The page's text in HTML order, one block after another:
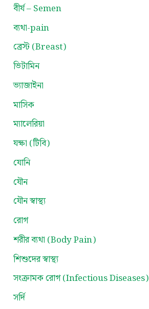
বীর্য – Semen
ব্যথা-pain
ব্রেস্ট (Breast)
ভিটামিন
ভ্যাজাইনা
মাসিক
ম্যালেরিয়া
যক্ষা (টিবি)
যোনি
যৌন
যৌন স্বাস্থ্য
রোগ
শরীর ব্যথা (Body Pain)
শিশুদের স্বাস্থ্য
সংক্রামক রোগ (Infectious Diseases)
সর্দি